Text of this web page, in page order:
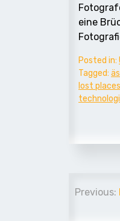
eine
Posted in:
Tagged:
lost
Previous: